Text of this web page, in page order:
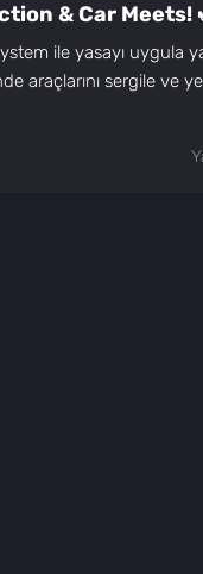
& Car
ile yasayı uygula
araçlarını sergile ve